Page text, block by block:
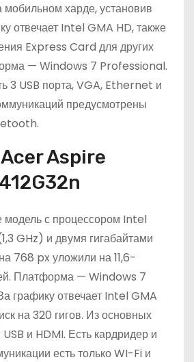
мобильном харде, установив
отвечает Intel GMA HD, также
Express Card для других
— Windows 7 Professional.
3 USB порта, VGA, Ethernet и
предусмотрены
Aspire
с процессором Intel
GHz) и двумя гигабайтами
768 px уложили на 11,6-
Платформа — Windows 7
графику отвечает Intel GMA
на 320 гигов. Из основных
и HDMI. Есть кардридер и
есть только WI-Fi и